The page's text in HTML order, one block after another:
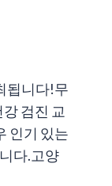
됩니다!무
검진 교
인기 있는
다.고양